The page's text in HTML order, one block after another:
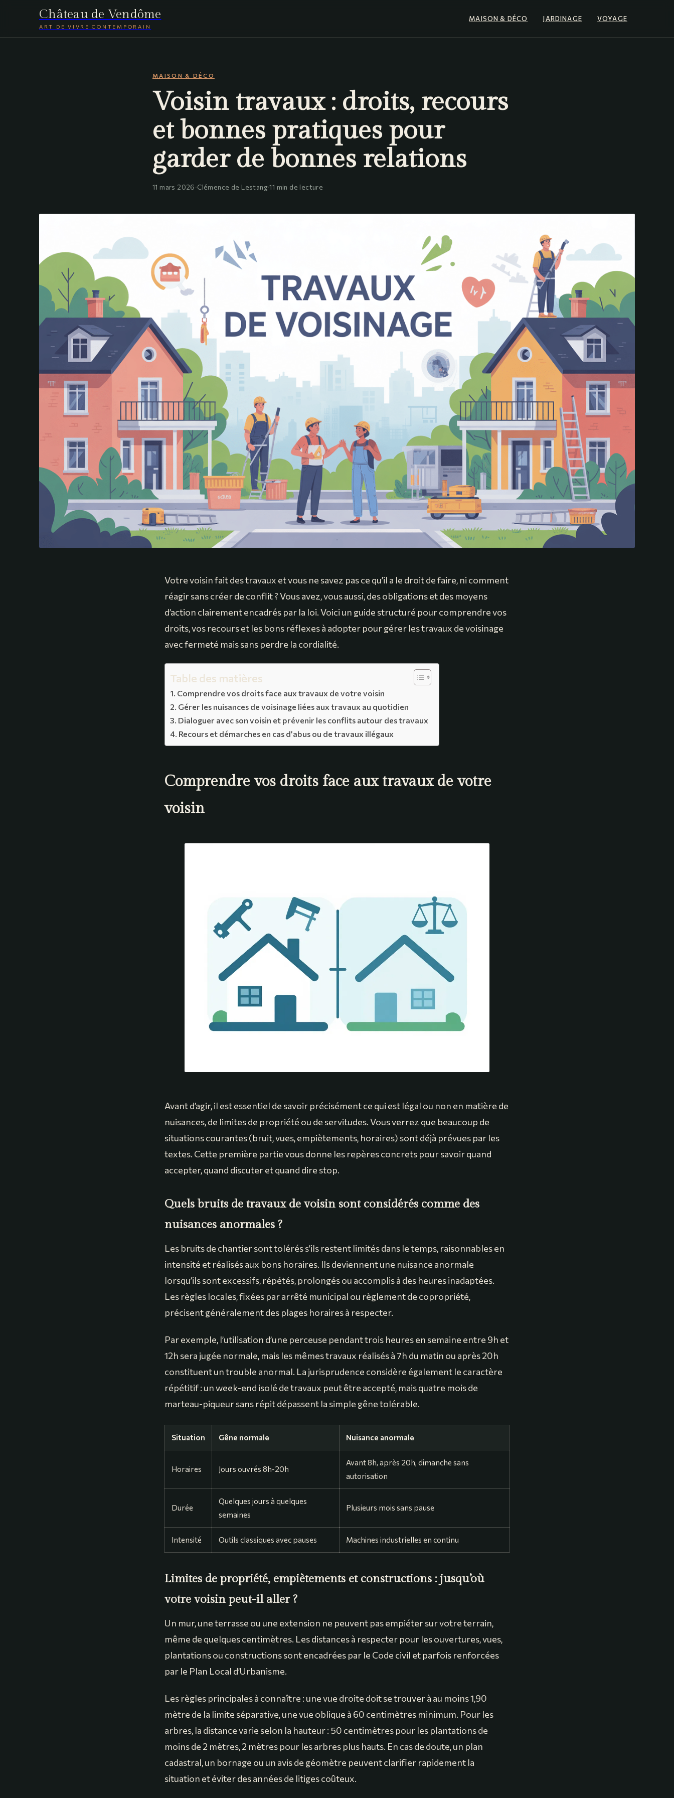
Château de Vendôme
ART DE VIVRE CONTEMPORAIN
MAISON & DÉCO JARDINAGE VOYAGE
MAISON & DÉCO
Voisin travaux : droits, recours
et bonnes pratiques pour
garder de bonnes relations
11 mars 2026·Clémence de Lestang·11 min de lecture
Votre voisin fait des travaux et vous ne savez pas ce qu’il a le droit de faire, ni comment
réagir sans créer de conflit ? Vous avez, vous aussi, des obligations et des moyens
d’action clairement encadrés par la loi. Voici un guide structuré pour comprendre vos
droits, vos recours et les bons réflexes à adopter pour gérer les travaux de voisinage
avec fermeté mais sans perdre la cordialité.
Table des matières
Comprendre vos droits face aux travaux de votre voisin
Gérer les nuisances de voisinage liées aux travaux au quotidien
Dialoguer avec son voisin et prévenir les conflits autour des travaux
Recours et démarches en cas d’abus ou de travaux illégaux
Comprendre vos droits face aux travaux de votre
voisin
Avant d’agir, il est essentiel de savoir précisément ce qui est légal ou non en matière de
nuisances, de limites de propriété ou de servitudes. Vous verrez que beaucoup de
situations courantes (bruit, vues, empiètements, horaires) sont déjà prévues par les
textes. Cette première partie vous donne les repères concrets pour savoir quand
accepter, quand discuter et quand dire stop.
Quels bruits de travaux de voisin sont considérés comme des
nuisances anormales ?
Les bruits de chantier sont tolérés s’ils restent limités dans le temps, raisonnables en
intensité et réalisés aux bons horaires. Ils deviennent une nuisance anormale
lorsqu’ils sont excessifs, répétés, prolongés ou accomplis à des heures inadaptées.
Les règles locales, fixées par arrêté municipal ou règlement de copropriété,
précisent généralement des plages horaires à respecter.
Par exemple, l’utilisation d’une perceuse pendant trois heures en semaine entre 9h et
12h sera jugée normale, mais les mêmes travaux réalisés à 7h du matin ou après 20h
constituent un trouble anormal. La jurisprudence considère également le caractère
répétitif : un week-end isolé de travaux peut être accepté, mais quatre mois de
marteau-piqueur sans répit dépassent la simple gêne tolérable.
Situation Gêne normale Nuisance anormale
Horaires Jours ouvrés 8h-20h
Avant 8h, après 20h, dimanche sans
autorisation
Durée
Quelques jours à quelques
semaines
Plusieurs mois sans pause
Intensité Outils classiques avec pauses Machines industrielles en continu
Limites de propriété, empiètements et constructions : jusqu’où
votre voisin peut-il aller ?
Un mur, une terrasse ou une extension ne peuvent pas empiéter sur votre terrain,
même de quelques centimètres. Les distances à respecter pour les ouvertures, vues,
plantations ou constructions sont encadrées par le Code civil et parfois renforcées
par le Plan Local d’Urbanisme.
Les règles principales à connaître : une vue droite doit se trouver à au moins 1,90
mètre de la limite séparative, une vue oblique à 60 centimètres minimum. Pour les
arbres, la distance varie selon la hauteur : 50 centimètres pour les plantations de
moins de 2 mètres, 2 mètres pour les arbres plus hauts. En cas de doute, un plan
cadastral, un bornage ou un avis de géomètre peuvent clarifier rapidement la
situation et éviter des années de litiges coûteux.